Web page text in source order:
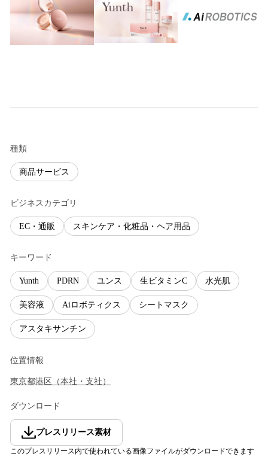
種類
商品サービス
ビジネスカテゴリ
EC・通販 スキンケア・化粧品・ヘア用品
キーワード
Yunth PDRN ユンス 生ビタミンC 水光肌
美容液 Aiロボティクス シートマスク
アスタキサンチン
位置情報
東京都港区 （本社・支社 ）
ダウンロード
プレスリリース素材
このプレスリリース内で使われている画像ファイルがダウンロードできます